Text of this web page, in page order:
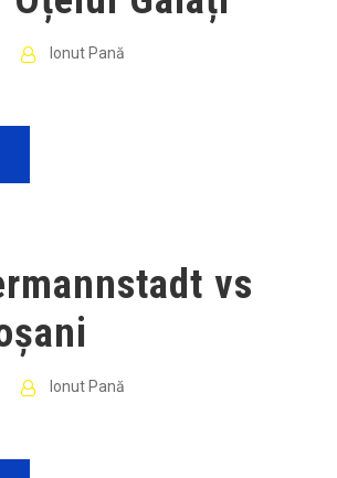
Ionut Pană
vs
Ionut Pană